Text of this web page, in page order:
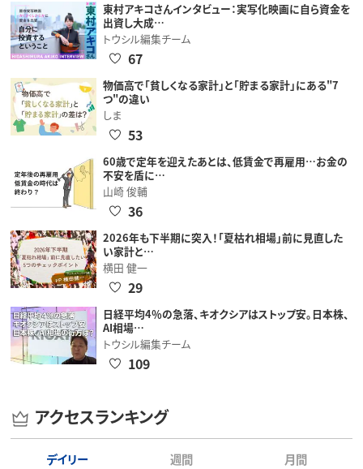
東村アキコさんインタビュー：実写化映画に自ら資金を
出資し大成…
トウシル編集チーム
67
物価高で「貧しくなる家計」と「貯まる家計」にある"7
つ"の違い
しま
53
60歳で定年を迎えたあとは、低賃金で再雇用…お金の
不安を盾に…
山崎 俊輔
36
2026年も下半期に突入！「夏枯れ相場」前に見直した
い家計と…
横田 健一
29
日経平均4％の急落、キオクシアはストップ安。日本株、
AI相場…
トウシル編集チーム
109
アクセスランキング
デイリー 週間 月間